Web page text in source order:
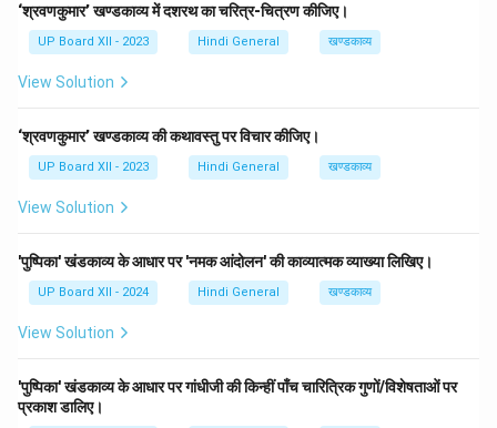
‘श्रवणकुमार’ खण्डकाव्य में दशरथ का चरित्र-चित्रण कीजिए।
UP Board XII - 2023 Hindi General खण्डकाव्य
View Solution
‘श्रवणकुमार’ खण्डकाव्य की कथावस्तु पर विचार कीजिए।
UP Board XII - 2023 Hindi General खण्डकाव्य
View Solution
'पुष्पिका' खंडकाव्य के आधार पर 'नमक आंदोलन' की काव्यात्मक व्याख्या लिखिए।
UP Board XII - 2024 Hindi General खण्डकाव्य
View Solution
'पुष्पिका' खंडकाव्य के आधार पर गांधीजी की किन्हीं पाँच चारित्रिक गुणों/विशेषताओं पर
प्रकाश डालिए।